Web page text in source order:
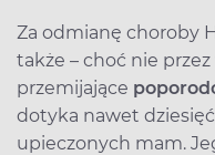
Za odmianę choroby
także – choć nie
przemijające
dotyka nawet
upieczonych mam.